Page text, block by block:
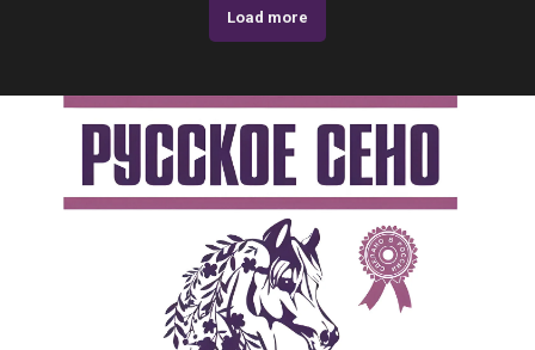
Load more